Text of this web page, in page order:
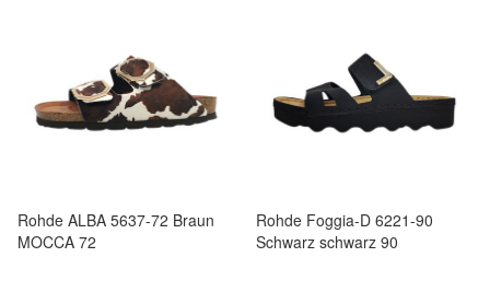
Rohde ALBA 5637-72 Braun
MOCCA 72
Rohde Foggia-D 6221-90
Schwarz schwarz 90